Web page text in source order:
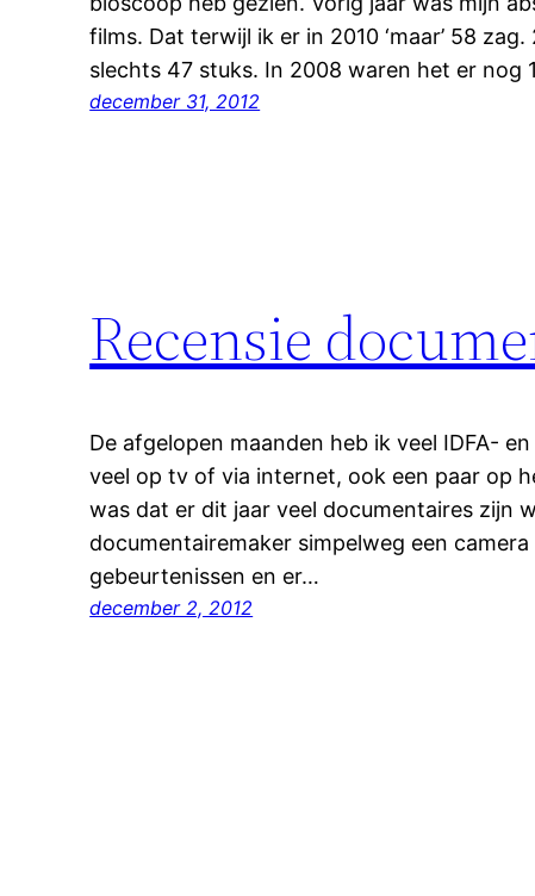
films. Dat terwijl ik er in 2010 ‘maar’ 58
slechts 47 stuks. In 2008 waren het er nog
december 31, 2012
Recensie
De afgelopen maanden heb ik veel IDFA-
veel op tv of via internet, ook een paar op
was dat er dit jaar veel documentaires zijn
documentairemaker simpelweg een
gebeurtenissen en er…
december 2, 2012